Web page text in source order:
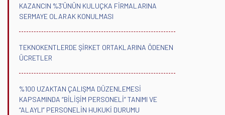
KAZANCIN %3’ÜNÜN KULUÇKA FİRMALARINA
SERMAYE OLARAK KONULMASI
TEKNOKENTLERDE ŞİRKET ORTAKLARINA ÖDENEN
ÜCRETLER
%100 UZAKTAN ÇALIŞMA DÜZENLEMESİ
KAPSAMINDA “BİLİŞİM PERSONELİ” TANIMI VE
“ALAYLI” PERSONELİN HUKUKİ DURUMU